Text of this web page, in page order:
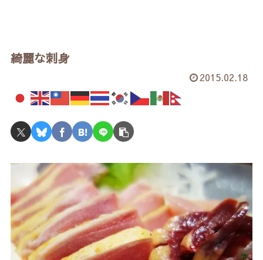
綺麗な刺身
2015.02.18